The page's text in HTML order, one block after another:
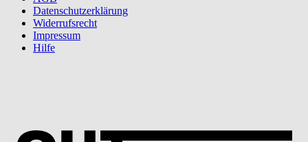
Datenschutzerklärung
Widerrufsrecht
Impressum
Hilfe